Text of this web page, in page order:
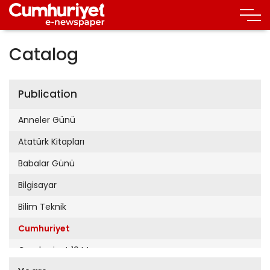
Catalog
Publication
Anneler Günü
Atatürk Kitapları
Babalar Günü
Bilgisayar
Bilim Teknik
Cumhuriyet
Cumhuriyet 19 Mayıs